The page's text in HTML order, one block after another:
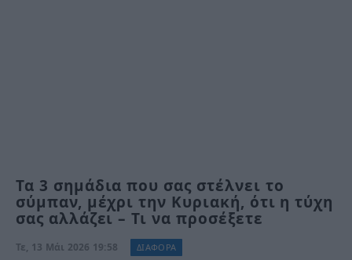
Τα 3 σημάδια που σας στέλνει το
σύμπαν, μέχρι την Κυριακή, ότι η τύχη
σας αλλάζει – Τι να προσέξετε
Τε, 13 Μάι 2026 19:58 ΔΙΑΦΟΡΑ